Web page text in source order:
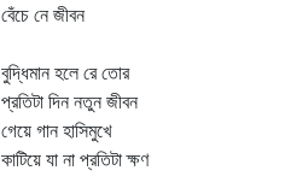
বেঁচে নে জীবন
বুদ্ধিমান হলে রে তোর
প্রতিটা দিন নতুন জীবন
গেয়ে গান‌ হাসিমুখে
কাটিয়ে যা না প্রতিটা ক্ষণ